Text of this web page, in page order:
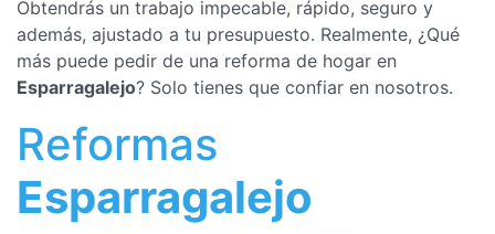
Obtendrás un trabajo impecable, rápido, seguro y
además, ajustado a tu presupuesto. Realmente, ¿Qué
más puede pedir de una reforma de hogar en
Esparragalejo? Solo tienes que confiar en nosotros.
Reformas
Esparragalejo